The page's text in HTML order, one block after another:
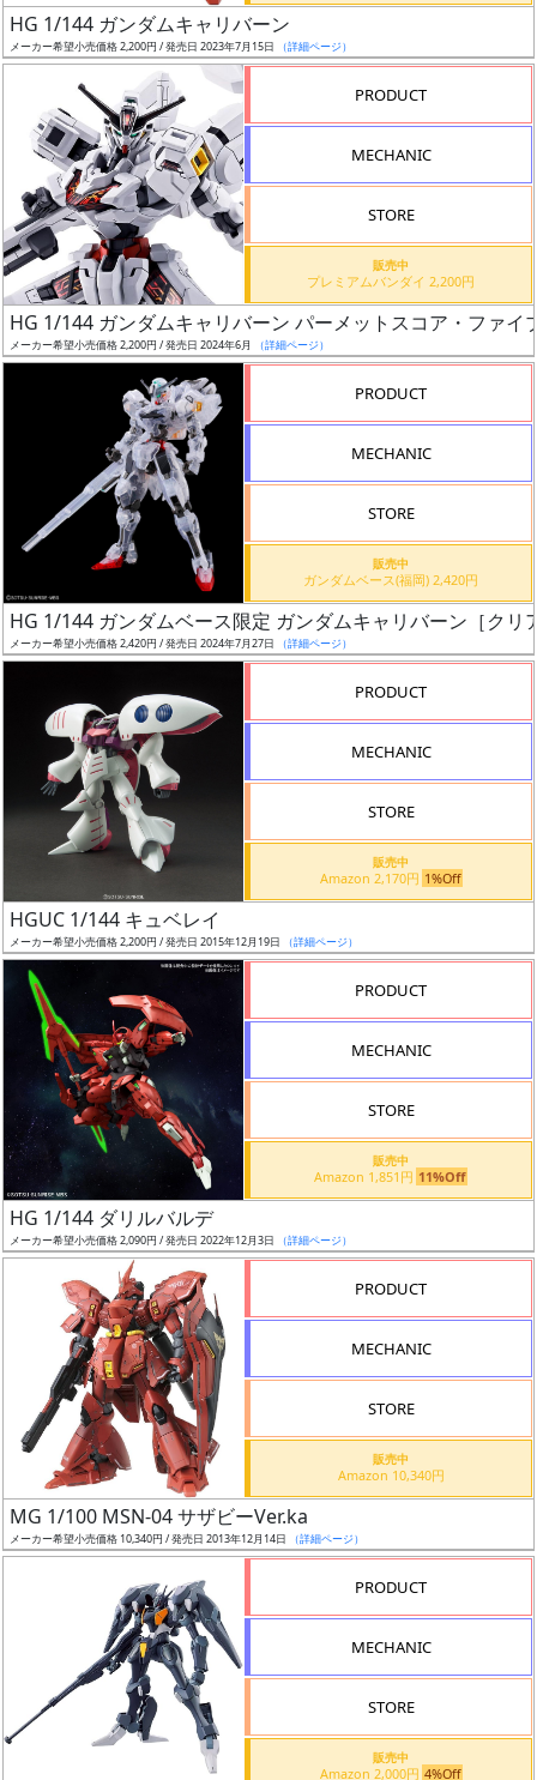
フ
リ
索
グ
レ
ル
ー
ズ・
状
況
売
始
前
抽
選
活
HG 1/144 ガンダムキャリバーン
メーカー希望小売価格 2,200円 / 発売日 2023年7月15日 （詳細ページ）
PRODUCT
MECHANIC
STORE
販売中
プレミアムバンダイ 2,200円
HG 1/144 ガンダムキャリバーン パーメットスコア・ファイ
メーカー希望小売価格 2,200円 / 発売日 2024年6月 （詳細ページ）
PRODUCT
MECHANIC
STORE
販売中
ガンダムベース(福岡) 2,420円
HG 1/144 ガンダムベース限定 ガンダムキャリバーン［クリ
メーカー希望小売価格 2,420円 / 発売日 2024年7月27日 （詳細ページ）
PRODUCT
MECHANIC
STORE
販売中
Amazon 2,170円 1%Off
HGUC 1/144 キュベレイ
メーカー希望小売価格 2,200円 / 発売日 2015年12月19日 （詳細ページ）
PRODUCT
MECHANIC
STORE
販売中
Amazon 1,851円 11%Off
HG 1/144 ダリルバルデ
メーカー希望小売価格 2,090円 / 発売日 2022年12月3日 （詳細ページ）
PRODUCT
MECHANIC
STORE
販売中
Amazon 10,340円
MG 1/100 MSN-04 サザビーVer.ka
メーカー希望小売価格 10,340円 / 発売日 2013年12月14日 （詳細ページ）
PRODUCT
MECHANIC
STORE
販売中
Amazon 2,000円 4%Off